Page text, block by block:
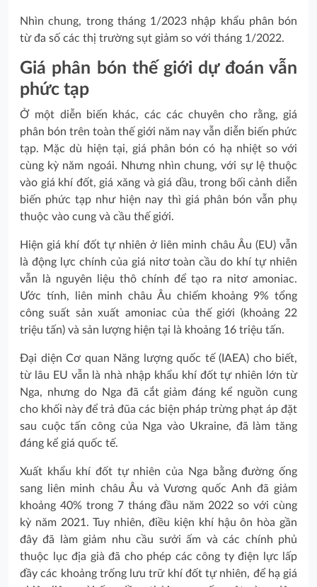
Nhìn chung, trong tháng 1/2023 nhập khẩu phân bón
từ đa số các thị trường sụt giảm so với tháng 1/2022.
Giá phân bón thế giới dự đoán vẫn
phức tạp
Ở một diễn biến khác, các các chuyên cho rằng, giá
phân bón trên toàn thế giới năm nay vẫn diễn biến phức
tạp. Mặc dù hiện tại, giá phân bón có hạ nhiệt so với
cùng kỳ năm ngoái. Nhưng nhìn chung, với sự lệ thuộc
vào giá khí đốt, giá xăng và giá dầu, trong bối cảnh diễn
biến phức tạp như hiện nay thì giá phân bón vẫn phụ
thuộc vào cung và cầu thế giới.
Hiện giá khí đốt tự nhiên ở liên minh châu Âu (EU) vẫn
là động lực chính của giá nitơ toàn cầu do khí tự nhiên
vẫn là nguyên liệu thô chính để tạo ra nitơ amoniac.
Ước tính, liên minh châu Âu chiếm khoảng 9% tổng
công suất sản xuất amoniac của thế giới (khoảng 22
triệu tấn) và sản lượng hiện tại là khoảng 16 triệu tấn.
Đại diện Cơ quan Năng lượng quốc tế (IAEA) cho biết,
từ lâu EU vẫn là nhà nhập khẩu khí đốt tự nhiên lớn từ
Nga, nhưng do Nga đã cắt giảm đáng kể nguồn cung
cho khối này để trả đũa các biện pháp trừng phạt áp đặt
sau cuộc tấn công của Nga vào Ukraine, đã làm tăng
đáng kể giá quốc tế.
Xuất khẩu khí đốt tự nhiên của Nga bằng đường ống
sang liên minh châu Âu và Vương quốc Anh đã giảm
khoảng 40% trong 7 tháng đầu năm 2022 so với cùng
kỳ năm 2021. Tuy nhiên, điều kiện khí hậu ôn hòa gần
đây đã làm giảm nhu cầu sưởi ấm và các chính phủ
thuộc lục địa già đã cho phép các công ty điện lực lấp
đầy các khoảng trống lưu trữ khí đốt tự nhiên, để hạ giá